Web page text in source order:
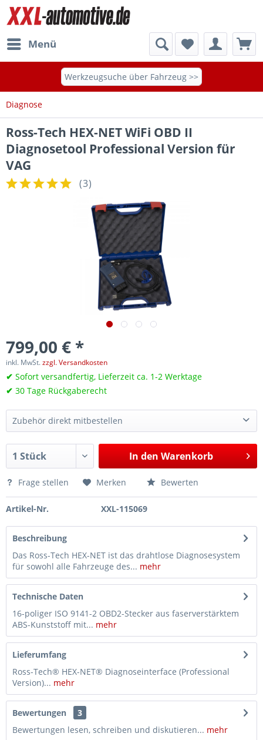
Menü
Werkzeugsuche über Fahrzeug >>
Diagnose
Ross-Tech HEX-NET WiFi OBD II
Diagnosetool Professional Version für
VAG
(3)
799,00 € *
inkl. MwSt.zzgl. Versandkosten
✔ Sofort versandfertig, Lieferzeit ca. 1-2 Werktage
✔ 30 Tage Rückgaberecht
Zubehör direkt mitbestellen
OBD2-Verlängerungskabel / 16 Pin Adapterkabel – 1,5 m für OBD2-Stecker / -Dose
11,45 €*
OBD2-Schutzadapter 16 Pin für OBD2-Stecker / -Dose, 55 mm lang
9,40 €*
In den Warenkorb
Frage stellen Merken Bewerten
Artikel-Nr. XXL-115069
Beschreibung
Das Ross-Tech HEX-NET ist das drahtlose Diagnosesystem
für sowohl alle Fahrzeuge des... mehr
Technische Daten
16-poliger ISO 9141-2 OBD2-Stecker aus faserverstärktem
ABS-Kunststoff mit... mehr
Lieferumfang
Ross-Tech® HEX-NET® Diagnoseinterface (Professional
Version)... mehr
Bewertungen
3
Bewertungen lesen, schreiben und diskutieren... mehr